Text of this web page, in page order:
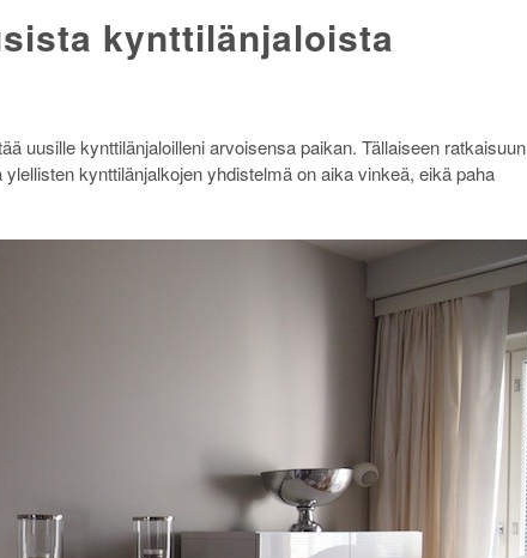
kynttilänjaloista
uusille kynttilänjaloilleni arvoisensa paikan. Tällaiseen ratkaisuun
kynttilänjalkojen yhdistelmä on aika vinkeä, eikä paha